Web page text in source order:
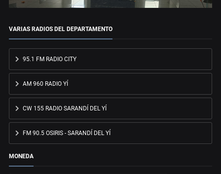
VARIAS RADIOS DEL DEPARTAMENTO
95.1 FM RADIO CITY
AM 960 RADIO YÍ
CW 155 RADIO SARANDÍ DEL YÍ
FM 90.5 OSIRIS - SARANDÍ DEL YÍ
MONEDA